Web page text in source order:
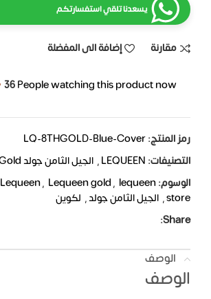
يسعدنا تلقي استفسارتكم
مقارنة إضافة الى المفضلة
36People watching this product now!
رمز المنتج:LQ-8THGOLD-Blue-Cover
التصنيفات: LEQUEEN
, الجيل الثامن جولد Gold
الوسوم:
Lequeen, Lequeen gold, lequeen
store
, الجيل الثامن جولد, لكوين
Share:
الوصف
الوصف